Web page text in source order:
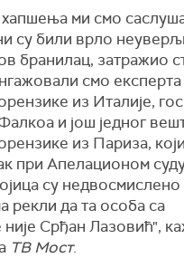
ми смо
су били врло
бранилац, затражио
смо експерта
из Италије,
и још једног
из Париза,
при Апелационом
су недвосмислено
рекли да та особа са
није Срђан Лазовић",
ТВ Мост.